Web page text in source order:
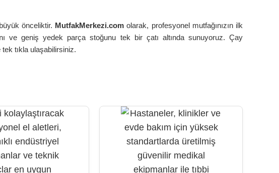
önceliktir. MutfakMerkezi.com olarak, profesyonel mutfağınızın ilk
ve geniş yedek parça stoğunu tek bir çatı altında sunuyoruz. Çay
tıkla ulaşabilirsiniz.